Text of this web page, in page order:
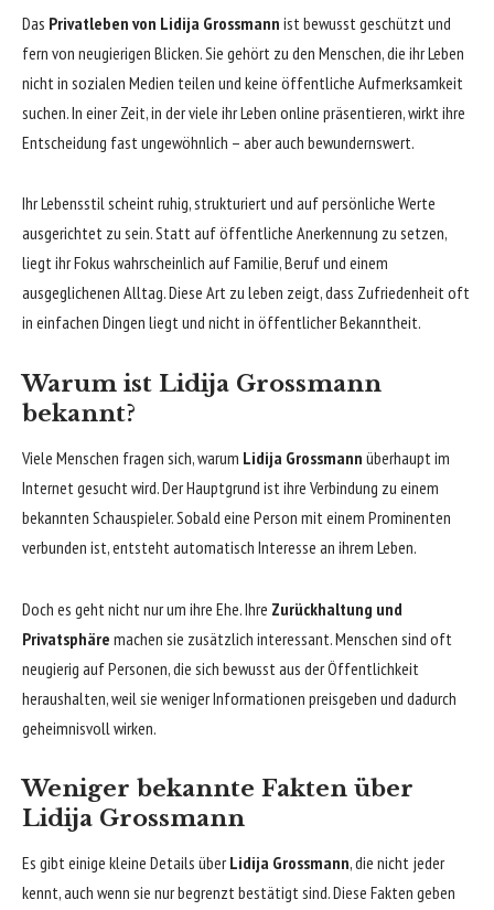
Das Privatleben von Lidija Grossmann ist bewusst geschützt und
fern von neugierigen Blicken. Sie gehört zu den Menschen, die ihr Leben
nicht in sozialen Medien teilen und keine öffentliche Aufmerksamkeit
suchen. In einer Zeit, in der viele ihr Leben online präsentieren, wirkt ihre
Entscheidung fast ungewöhnlich – aber auch bewundernswert.
Ihr Lebensstil scheint ruhig, strukturiert und auf persönliche Werte
ausgerichtet zu sein. Statt auf öffentliche Anerkennung zu setzen,
liegt ihr Fokus wahrscheinlich auf Familie, Beruf und einem
ausgeglichenen Alltag. Diese Art zu leben zeigt, dass Zufriedenheit oft
in einfachen Dingen liegt und nicht in öffentlicher Bekanntheit.
Warum ist Lidija Grossmann
bekannt?
Viele Menschen fragen sich, warum Lidija Grossmann überhaupt im
Internet gesucht wird. Der Hauptgrund ist ihre Verbindung zu einem
bekannten Schauspieler. Sobald eine Person mit einem Prominenten
verbunden ist, entsteht automatisch Interesse an ihrem Leben.
Doch es geht nicht nur um ihre Ehe. Ihre Zurückhaltung und
Privatsphäre machen sie zusätzlich interessant. Menschen sind oft
neugierig auf Personen, die sich bewusst aus der Öffentlichkeit
heraushalten, weil sie weniger Informationen preisgeben und dadurch
geheimnisvoll wirken.
Weniger bekannte Fakten über
Lidija Grossmann
Es gibt einige kleine Details überLidija Grossmann, die nicht jeder
kennt, auch wenn sie nur begrenzt bestätigt sind. Diese Fakten geben